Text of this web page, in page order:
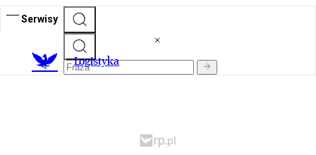
Serwisy
Logistyka